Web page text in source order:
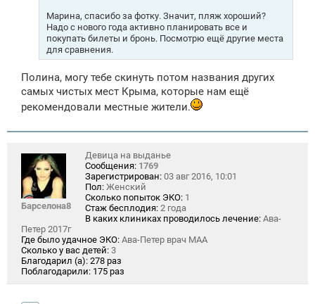
Марина, спасибо за фотку. Значит, пляж хороший?
Надо с нового года активно планировать все и
покупать билеты и бронь. Посмотрю ещё другие места
для сравнения.
Полина, могу тебе скинуть потом названия других
самых чистых мест Крыма, которые нам ещё
рекомендовали местные жители.
Барселона8
Девица на выданье
Сообщения: 1769
Зарегистрирован: 03 авг 2016, 10:01
Пол: Женский
Сколько попыток ЭКО: 1
Стаж бесплодия: 2 года
В каких клиниках проводилось лечение: Ава-
Петер 2017г
Где было удачное ЭКО: Ава-Петер врач МАА
Сколько у вас детей: 3
Благодарил (а): 278 раз
Поблагодарили: 175 раз